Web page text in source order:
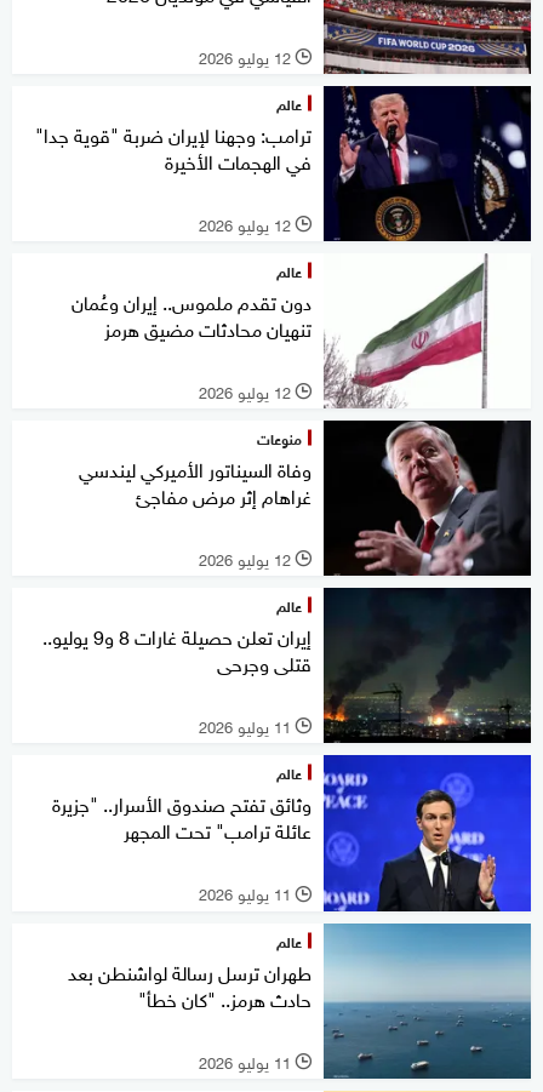
l 12 يوليو 2026
عالم
ترامب: وجهنا لإيران ضربة "قوية جدا"
في الهجمات الأخيرة
l 12 يوليو 2026
عالم
دون تقدم ملموس.. إيران وعُمان
تنهيان محادثات مضيق هرمز
l 12 يوليو 2026
منوعات
وفاة السيناتور الأميركي ليندسي
غراهام إثر مرض مفاجئ
l 12 يوليو 2026
عالم
إيران تعلن حصيلة غارات 8 و9 يوليو..
قتلى وجرحى
l 11 يوليو 2026
عالم
وثائق تفتح صندوق الأسرار.. "جزيرة
عائلة ترامب" تحت المجهر
l 11 يوليو 2026
عالم
طهران ترسل رسالة لواشنطن بعد
حادث هرمز.. "كان خطأ"
l 11 يوليو 2026